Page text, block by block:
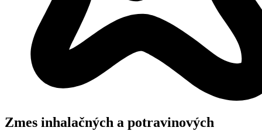
Zmes inhalačných a potravinových